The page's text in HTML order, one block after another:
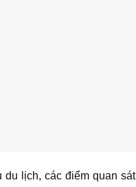
lịch, các điểm quan